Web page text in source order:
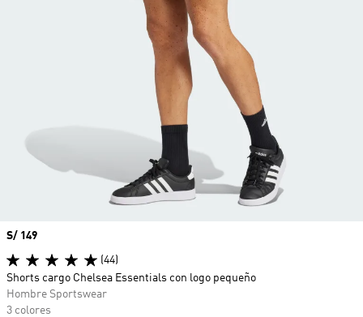
Precio
S/ 149
(44)
Shorts cargo Chelsea Essentials con logo pequeño
Hombre Sportswear
3 colores